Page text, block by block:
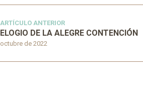
ARTÍCULO ANTERIOR
octubre de 2022
ELOGIO DE LA ALEGRE CONTENCIÓN